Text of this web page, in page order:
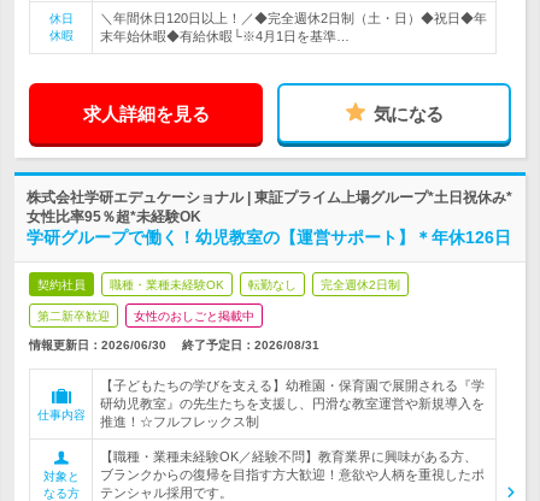
休日
休暇
＼年間休日120日以上！／◆完全週休2日制（土・日）◆祝日◆年
末年始休暇◆有給休暇└※4月1日を基準…
求人詳細を見る 気になる
株式会社学研エデュケーショナル | 東証プライム上場グループ*土日祝休み*
女性比率95％超*未経験OK
学研グループで働く！幼児教室の【運営サポート】＊年休126日
契約社員 職種・業種未経験OK 転勤なし 完全週休2日制
第二新卒歓迎 女性のおしごと掲載中
情報更新日：2026/06/30 終了予定日： 2026/08/31
仕事内容
【子どもたちの学びを支える】幼稚園・保育園で展開される『学
研幼児教室』の先生たちを支援し、円滑な教室運営や新規導入を
推進！☆フルフレックス制
対象と
なる方
【職種・業種未経験OK／経験不問】教育業界に興味がある方、
ブランクからの復帰を目指す方大歓迎！意欲や人柄を重視したポ
テンシャル採用です。